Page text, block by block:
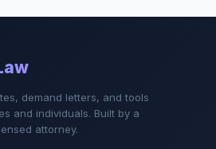
demand letters, and tools
and individuals. Built by a
attorney.